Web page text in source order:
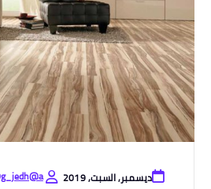
ديسمبر, السبت, 2019